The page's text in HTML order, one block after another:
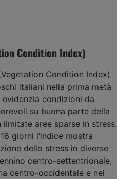
Condition Index)
Condition Index)
italiani nella prima metà
condizioni da
su buona parte della
limitate aree sparse in stress.
giorni l’indice mostra
dello stress in diverse
centro-settentrionale,
centro-occidentale e nel